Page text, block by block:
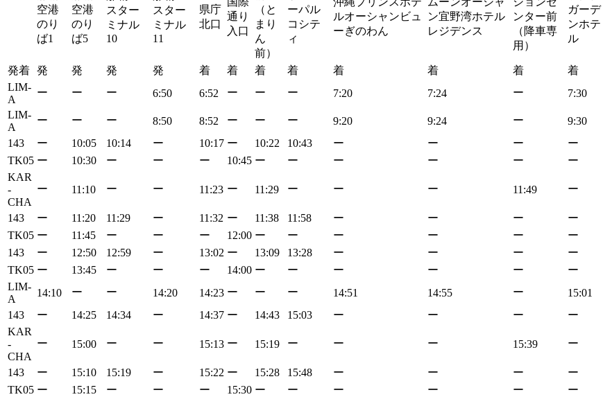
空港
のり
ば1
空港
のり
ば5
スター
ミナル
10
スター
ミナル
11
県庁
北口
通り
入口
（と
まり
ん
前）
ーパル
コシテ
ィ
ルオーシャンビュ
ーぎのわん
ン宜野湾ホテル
レジデンス
ンター前
（降車専
用）
ガーデ
ンホテ
ル
発着 発 発 発 発 着 着 着 着 着 着 着 着
LIM-
A
ー ー ー 6:50 6:52 ー ー ー 7:20 7:24 ー 7:30
LIM-
A
ー ー ー 8:50 8:52 ー ー ー 9:20 9:24 ー 9:30
143
ー 10:05 10:14 ー 10:17 ー 10:22 10:43 ー ー ー ー
TK05 ー 10:30 ー ー ー 10:45 ー ー ー ー ー ー
KAR
-
CHA
ー 11:10 ー ー 11:23 ー 11:29 ー ー ー 11:49 ー
143 ー 11:20 11:29 ー 11:32 ー 11:38 11:58 ー ー ー ー
TK05 ー 11:45 ー ー ー 12:00 ー ー ー ー ー ー
143
ー 12:50 12:59 ー 13:02 ー 13:09 13:28 ー ー ー ー
TK05 ー 13:45 ー ー ー 14:00 ー ー ー ー ー ー
LIM-
A
14:10 ー ー 14:20 14:23 ー ー ー 14:51 14:55 ー 15:01
143
ー 14:25 14:34 ー 14:37 ー 14:43 15:03 ー ー ー ー
KAR
-
CHA
ー 15:00 ー ー 15:13 ー 15:19 ー ー ー 15:39 ー
143 ー 15:10 15:19 ー 15:22 ー 15:28 15:48 ー ー ー ー
TK05 ー 15:15 ー ー ー 15:30 ー ー ー ー ー ー